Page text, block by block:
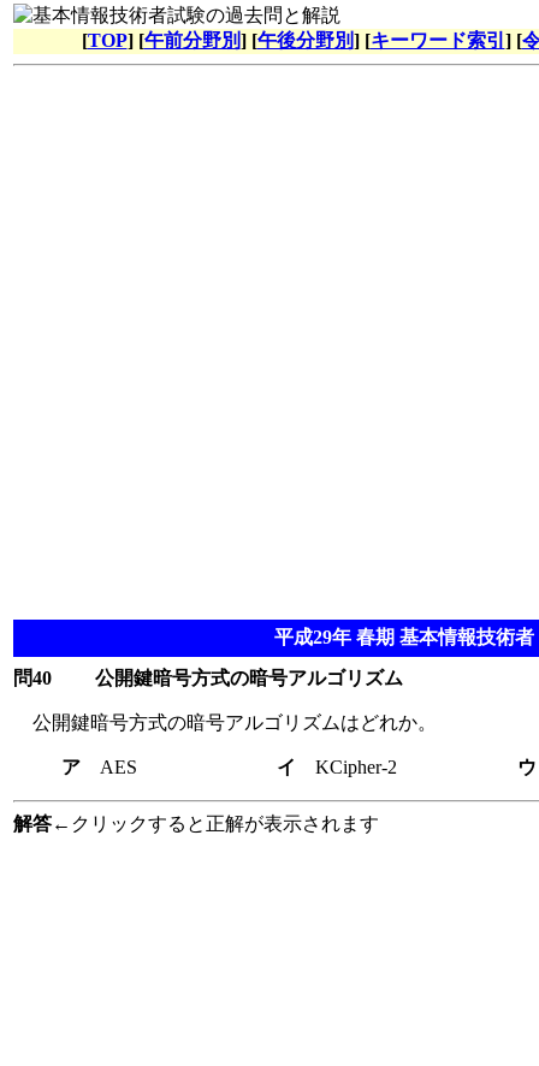
[TOP] [午前分野別] [午後分野別] [キーワード索引 ] [
平成29年 春期 基本情報技術者
問40
公開鍵暗号方式の暗号アルゴリズム
公開鍵暗号方式の暗号アルゴリズムはどれか。
ア AES イ KCipher-2
解答←クリックすると正解が表示されます